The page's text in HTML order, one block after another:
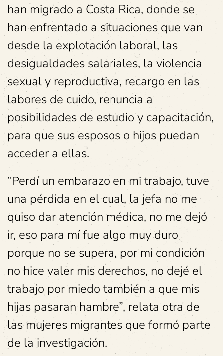
han migrado a Costa Rica, donde se
han enfrentado a situaciones que van
desde la explotación laboral, las
desigualdades salariales, la violencia
sexual y reproductiva, recargo en las
labores de cuido, renuncia a
posibilidades de estudio y capacitación,
para que sus esposos o hijos puedan
acceder a ellas.
“Perdí un embarazo en mi trabajo, tuve
una pérdida en el cual, la jefa no me
quiso dar atención médica, no me dejó
ir, eso para mí fue algo muy duro
porque no se supera, por mi condición
no hice valer mis derechos, no dejé el
trabajo por miedo también a que mis
hijas pasaran hambre”, relata otra de
las mujeres migrantes que formó parte
de la investigación.